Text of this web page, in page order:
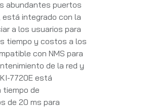
abundantes puertos
integrado con la
a los usuarios para
tiempo y costos a los
con NMS para
de la red y
7720E está
tiempo de
de 20 ms para